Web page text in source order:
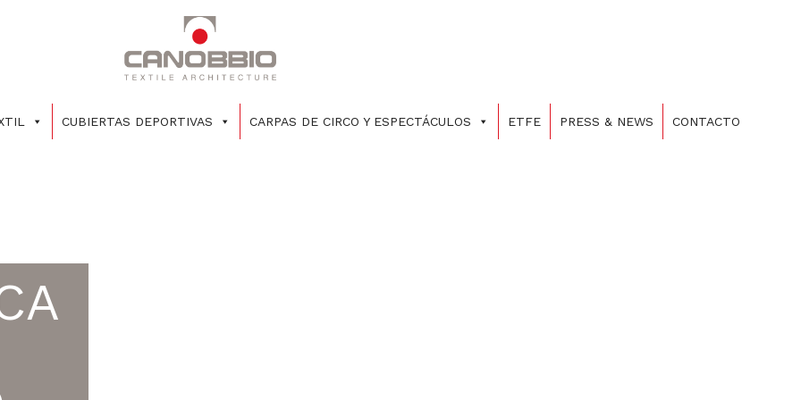
CUBIERTAS DEPORTIVAS CARPAS DE CIRCO Y ESPECTÁCULOS ETFE PRESS & NEWS CONTACTO